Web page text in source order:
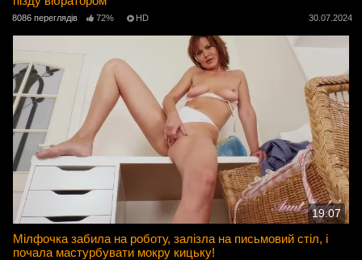
8086 переглядів 72% HD 30.07.2024
19:07
Мілфочка забила на роботу, залізла на письмовий стіл, і
почала мастурбувати мокру кицьку!